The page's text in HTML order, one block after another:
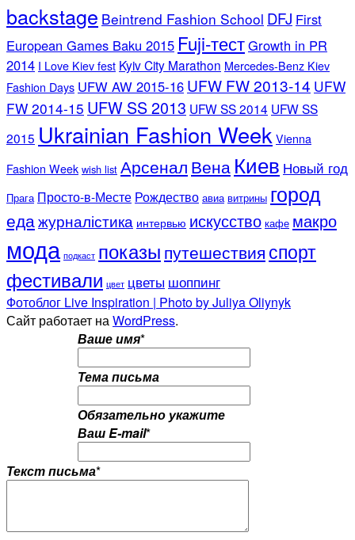
backstage Beintrend Fashion School DFJ First
European Games Baku 2015 Fuji-тестGrowth in PR
2014 I Love Kiev fest Kyiv City Marathon Mercedes-Benz Kiev
Fashion Days UFW AW 2015-16 UFW FW 2013-14 UFW
FW 2014-15 UFW SS 2013 UFW SS 2014 UFW SS
2015 Ukrainian Fashion Week Vienna
Fashion Week wish list Арсенал Вена Киев Новый год
Прага Просто-в-Месте Рождество авиа витрины город
едажурналістика интервью искусство кафе макро
мода подкаст показы путешествия спорт
фестивали цвет цветы шоппинг
Фотоблог Live Inspiration | Photo by Juliya Oliynyk
Сайт работает наWordPress.
Ваше имя*
Тема письма
Обязательно укажите
Ваш E-mail*
Текст письма*